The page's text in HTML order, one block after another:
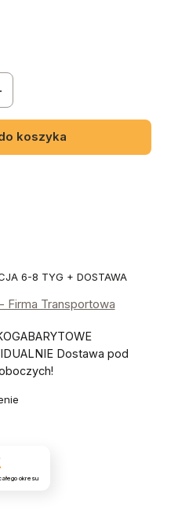
koszyka
6-8 TYG + DOSTAWA
- Firma Transportowa
Dostawa pod
okresu